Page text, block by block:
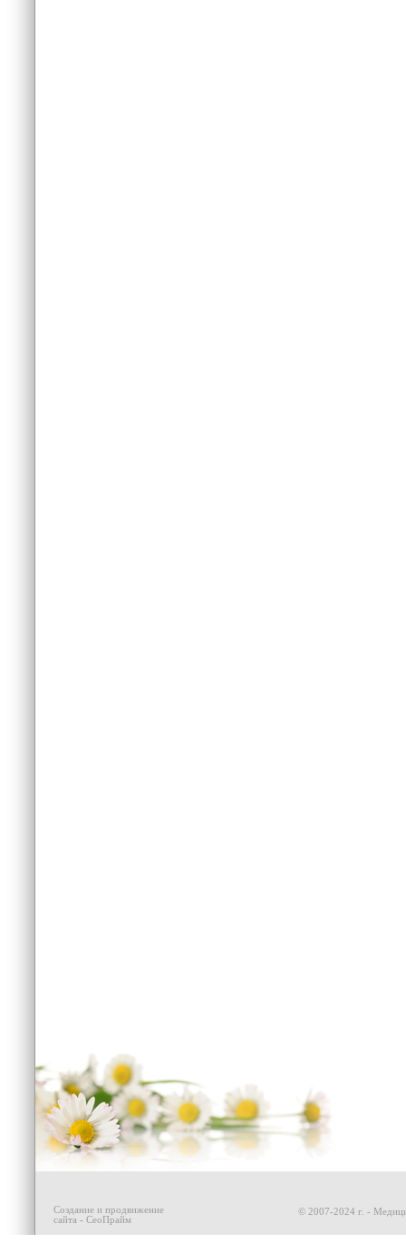
Создание и продвижение
сайта - СеоПрайм
© 2007-2024 г. -